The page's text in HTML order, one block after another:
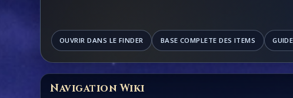
OUVRIR DANS LE FINDER BASE COMPLETE DES ITEMS
Navigation Wiki